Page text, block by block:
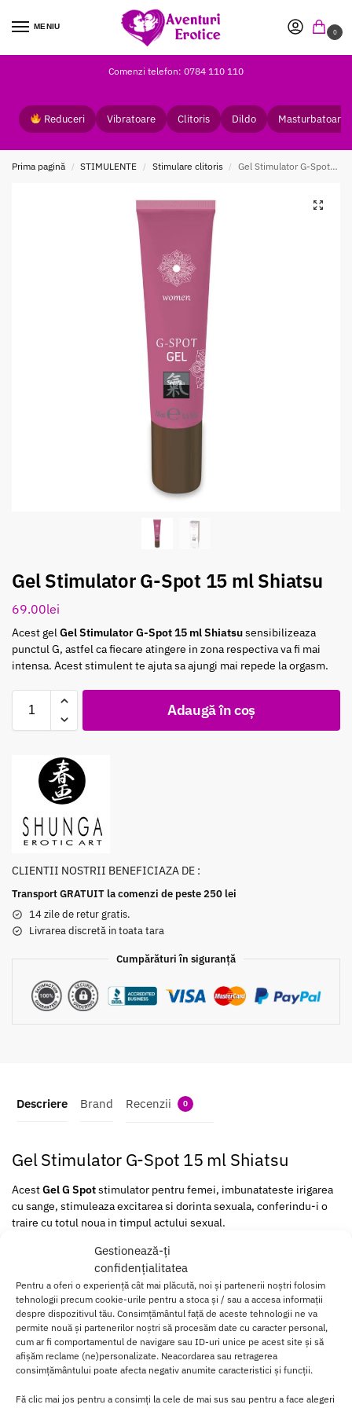
Gestionează-ți
confidențialitatea
Pentru a oferi o experiență cât mai plăcută, noi și partenerii noștri folosim
tehnologii precum cookie-urile pentru a stoca și / sau a accesa informații
despre dispozitivul tău. Consimțământul față de aceste tehnologii ne va
permite nouă și partenerilor noștri să procesăm date cu caracter personal,
cum ar fi comportamentul de navigare sau ID-uri unice pe acest site și să
afișăm reclame (ne)personalizate. Neacordarea sau retragerea
consimțământului poate afecta negativ anumite caracteristici și funcții.
Fă clic mai jos pentru a consimți la cele de mai sus sau pentru a face alegeri
MENIU
0
Comenzi telefon: 0784 110 110
Reduceri Vibratoare Clitoris Dildo Masturbatoare
Prima pagină / STIMULENTE / Stimulare clitoris / Gel Stimulator G-Spot 15 ml Shiatsu
Gel Stimulator G-Spot 15 ml Shiatsu
69.00lei
Acest gel Gel Stimulator G-Spot 15 ml Shiatsusensibilizeaza
punctul G, astfel ca fiecare atingere in zona respectiva va fi mai
intensa. Acest stimulent te ajuta sa ajungi mai repede la orgasm.
Adaugă în coș
CLIENTII NOSTRII BENEFICIAZA DE :
Transport GRATUIT la comenzi de peste 250 lei
14 zile de retur gratis.
Livrarea discretă in toata tara
Cumpărături în siguranță
Descriere Brand Recenzii 0
Gel Stimulator G-Spot 15 ml Shiatsu
AcestGel G Spotstimulator pentru femei, imbunatateste irigarea
cu sange, stimuleaza excitarea si dorinta sexuala, conferindu-i o
traire cu totul noua in timpul actului sexual.
Trezeste senzatii placute de voluptate care va vor insoti pe tot
parcursul sexului pana la atingerea unui orgasm intensiv.
In momentul in care partenerul preia masajul veti avea parte de un
preludiu foarte erotic.
Mod de
utilizare
Aplica o